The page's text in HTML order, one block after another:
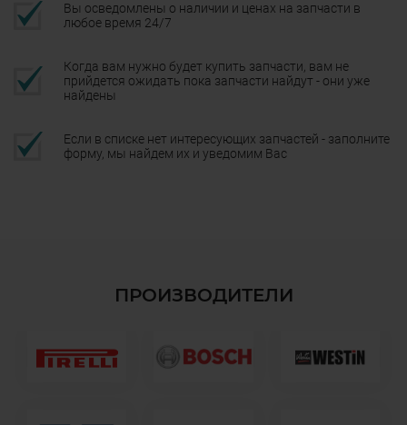
Вы осведомлены о наличии и ценах на запчасти в
любое время 24/7
Когда вам нужно будет купить запчасти, вам не
прийдется ожидать пока запчасти найдут - они уже
найдены
Если в списке нет интересующих запчастей - заполните
форму, мы найдем их и уведомим Вас
ПРОИЗВОДИТЕЛИ